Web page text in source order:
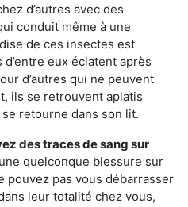
d’autres avec des
conduit même à une
de ces insectes est
eux éclatent après
d’autres qui ne peuvent
ils se retrouvent aplatis
retourne dans son lit.
des traces de sang sur
quelconque blessure sur
pouvez pas vous débarrasser
leur totalité chez vous,